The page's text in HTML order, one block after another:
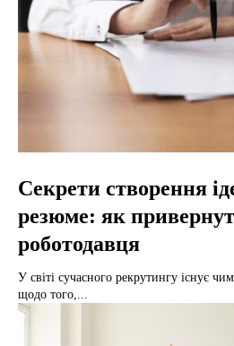
Секрети створення
резюме: як
роботодавця
У світі сучасного рекрутингу існує
щодо того,...